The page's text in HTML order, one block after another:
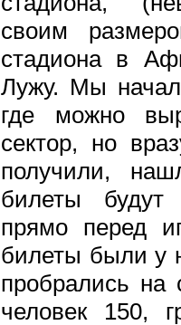
своим
стадиона в
Лужу. Мы
где можно
сектор, но
получили,
билеты будут
прямо перед
билеты были у
пробрались на
человек 150,